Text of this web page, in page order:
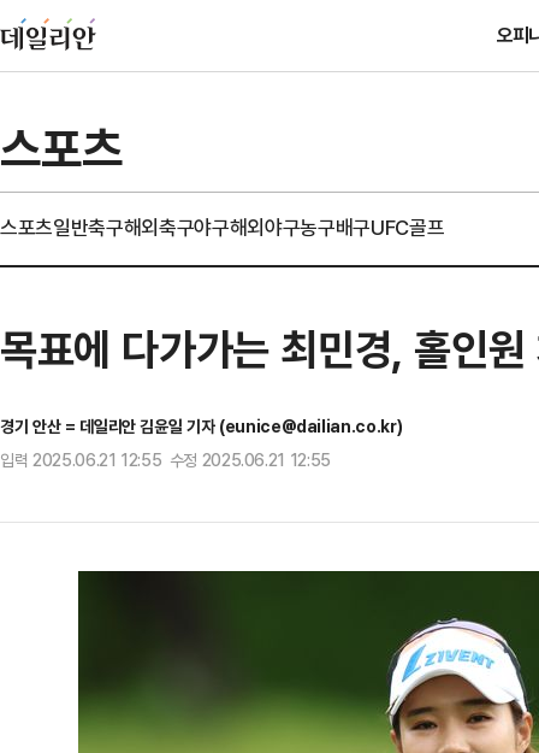
오피
스포츠
스포츠일반축구해외축구야구해외야구농구배구UFC골프
목표에 다가가는 최민경, 홀인
경기 안산 = 데일리안 김윤일 기자 (eunice@dailian.co.kr)
입력 2025.06.21 12:55 수정 2025.06.21 12:55